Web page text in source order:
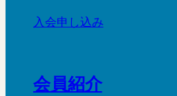
入会申し込み
会員紹介